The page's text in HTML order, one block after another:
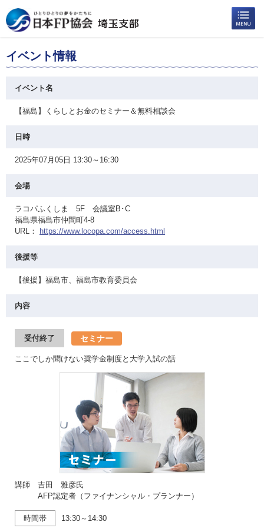
イベント情報
イベント名
【福島】くらしとお金のセミナー＆無料相談会
日時
2025年07月05日 13:30～16:30
会場
ラコパふくしま 5F 会議室B･C
福島県福島市仲間町4-8
URL：
https://www.locopa.com/access.html
後援等
【後援】福島市、福島市教育委員会
内容
受付終了 セミナー
ここでしか聞けない奨学金制度と大学入試の話
講師 吉田 雅彦氏
AFP認定者（ファイナンシャル・プランナー）
時間帯 13:30～14:30